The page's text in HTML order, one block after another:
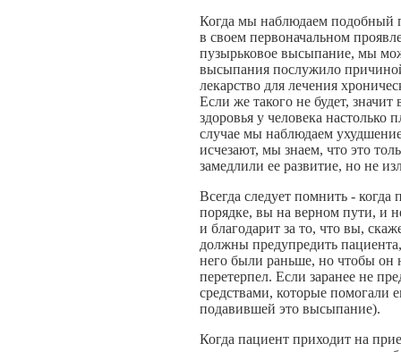
Когда мы наблюдаем подобный
в своем первоначальном
пузырьковое высыпание, мы
высыпания послужило
лекарство для лечения
Если же такого не будет,
здоровья у человека настолько
случае мы наблюдаем
исчезают, мы знаем, что это
замедлили ее развитие, но не
Всегда следует помнить -
порядке, вы на верном пути, и
и благодарит за то, что вы,
должны предупредить пациента,
него были раньше, но чтобы он
перетерпел. Если заранее не
средствами, которые помогали
подавившей это высыпание).
Когда пациент приходит на